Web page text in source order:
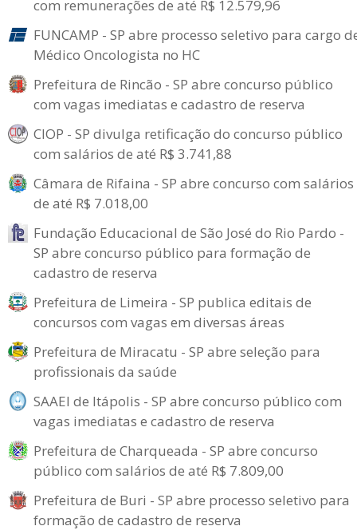
com remunerações de até R$ 12.579,96
FUNCAMP - SP abre processo seletivo para cargo
Médico Oncologista no HC
Prefeitura de Rincão - SP abre concurso público
com vagas imediatas e cadastro de reserva
CIOP - SP divulga retificação do concurso público
com salários de até R$ 3.741,88
Câmara de Rifaina - SP abre concurso com salários
de até R$ 7.018,00
Fundação Educacional de São José do Rio Pardo -
SP abre concurso público para formação de
cadastro de reserva
Prefeitura de Limeira - SP publica editais de
concursos com vagas em diversas áreas
Prefeitura de Miracatu - SP abre seleção para
profissionais da saúde
SAAEI de Itápolis - SP abre concurso público com
vagas imediatas e cadastro de reserva
Prefeitura de Charqueada - SP abre concurso
público com salários de até R$ 7.809,00
Prefeitura de Buri - SP abre processo seletivo para
formação de cadastro de reserva